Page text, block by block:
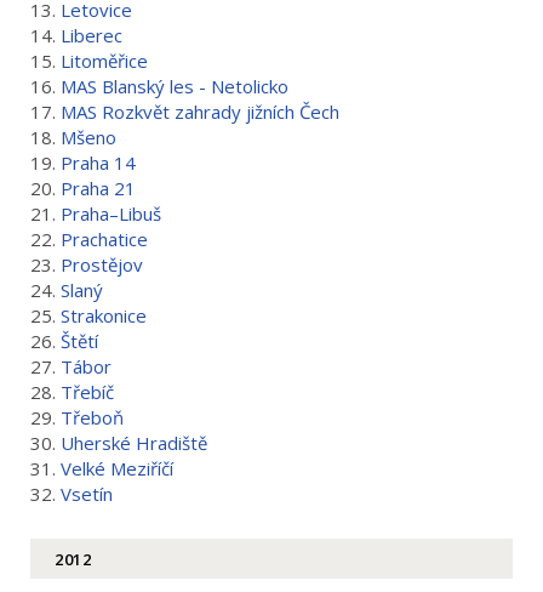
13. Letovice
14. Liberec
15. Litoměřice
16. MAS Blanský les - Netolicko
17. MAS Rozkvět zahrady jižních Čech
18. Mšeno
19. Praha 14
20. Praha 21
21. Praha–Libuš
22. Prachatice
23. Prostějov
24. Slaný
25. Strakonice
26. Štětí
27. Tábor
28. Třebíč
29. Třeboň
30. Uherské Hradiště
31. Velké Meziříčí
32. Vsetín
2012